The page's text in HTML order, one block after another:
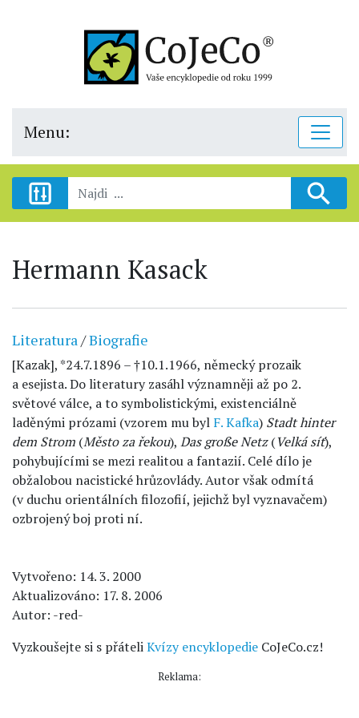
Menu:
Hermann Kasack
Literatura/Biografie
[Kazak], *24.7.1896 – †10.1.1966, německý prozaik
a esejista. Do literatury zasáhl významněji až po 2.
světové válce, a to symbolistickými, existenciálně
laděnými prózami (vzorem mu byl F. Kafka) Stadt hinter
dem Strom (Město za řekou), Das große Netz(Velká síť),
pohybujícími se mezi realitou a fantazií. Celé dílo je
obžalobou nacistické hrůzovlády. Autor však odmítá
(v duchu orientálních filozofií, jejichž byl vyznavačem)
ozbrojený boj proti ní.
Vytvořeno: 14. 3. 2000
Aktualizováno: 17. 8. 2006
Autor: -red-
Vyzkoušejte si s přáteliKvízy encyklopedie CoJeCo.cz!
Reklama: